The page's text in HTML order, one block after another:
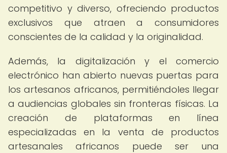
competitivo y diverso, ofreciendo productos
exclusivos que atraen a consumidores
conscientes de la calidad y la originalidad.
Además, la digitalización y el comercio
electrónico han abierto nuevas puertas para
los artesanos africanos, permitiéndoles llegar
a audiencias globales sin fronteras físicas. La
creación de plataformas en línea
especializadas en la venta de productos
artesanales africanos puede ser una